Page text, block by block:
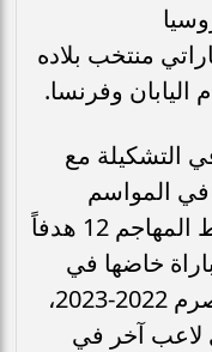
منتخب بلاده
اليابان وفرنسا.
التشكيلة مع
المواسم
الأخيرة. سجل لاعب خط الوسط المهاجم 12 هدفاً
13 كرة حاسمة في 33 مباراة خاضها في
"بوندزليجا" خلال الموسم المنصرم 2022-2023،
لاعب آخر في